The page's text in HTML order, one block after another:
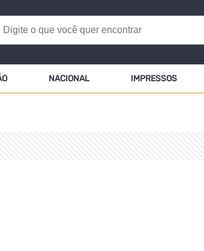
NACIONAL IMPRESSOS